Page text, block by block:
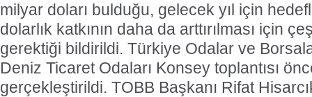
milyar doları bulduğu, gelecek yıl için
dolarlık katkının daha da arttırılması için
gerektiği bildirildi. Türkiye Odalar ve
Deniz Ticaret Odaları Konsey toplantısı
gerçekleştirildi. TOBB Başkanı Rifat